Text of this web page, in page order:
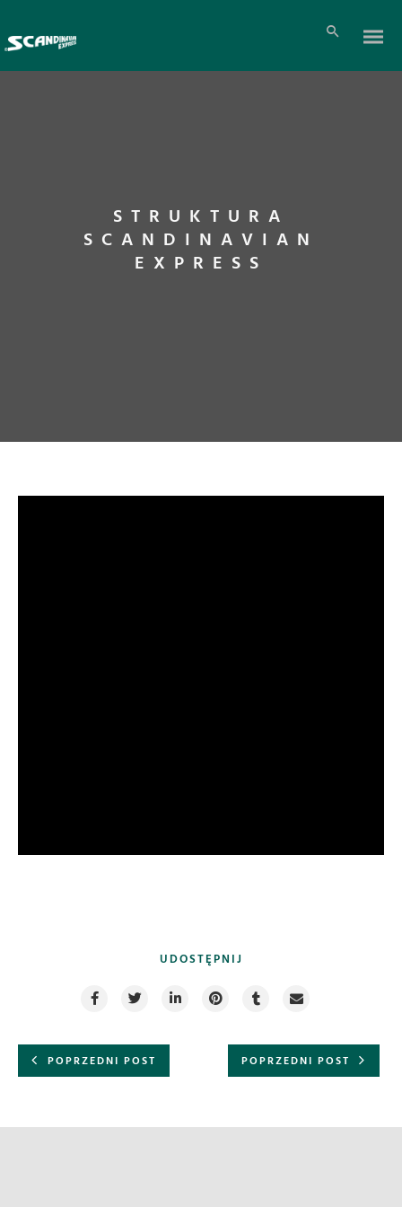
STRUKTURA
SCANDINAVIAN
EXPRESS
UDOSTĘPNIJ
POPRZEDNI POST POPRZEDNI POST